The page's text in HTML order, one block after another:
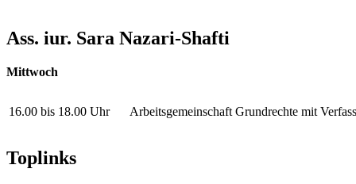
Ass. iur. Sara Nazari-Shafti
Mittwoch
16.00 bis 18.00 Uhr Arbeitsgemeinschaft Grundrechte mit
Toplinks